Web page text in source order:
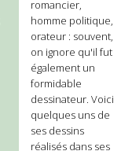
romancier,
homme politique,
orateur : souvent,
on ignore qu'il fut
également un
formidable
dessinateur. Voici
quelques uns de
ses dessins
réalisés dans ses